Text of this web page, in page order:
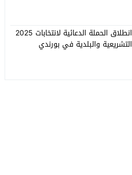
انطلاق الحملة الدعائية لانتخابات 2025
التشريعية والبلدية في بورندي